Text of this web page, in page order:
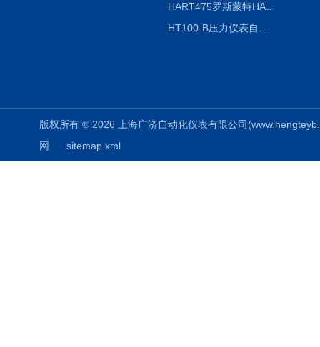
HART475罗斯蒙特HART475手操器
版权所有 © 2026 上海广济自动化仪表有限公司
网
sitemap.xml